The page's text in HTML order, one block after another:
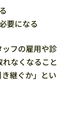
要になる
フの雇用や診
なくなること
継ぐか」とい